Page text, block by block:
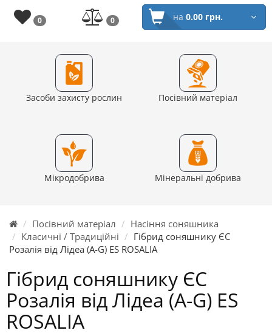
0 0 на 0.00 грн.
Засоби захисту рослин Посівний матеріал
Мікродобрива Мінеральні добрива
Посівний матеріал
Насіння соняшника
Класичні / Традиційні
Гібрид соняшнику ЄС
Розалія від Лідеа (A-G) ES ROSALIA
Гібрид соняшнику ЄС
Розалія від Лідеа (A-G) ES
ROSALIA